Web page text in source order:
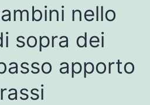
nello
sopra dei
apporto